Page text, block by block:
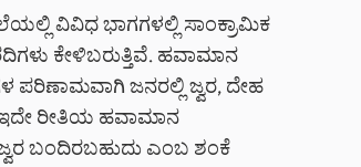
ವಿವಿಧ ಭಾಗಗಳಲ್ಲಿ ಸಾಂಕ್ರಾಮಿಕ
ಕೇಳಿಬರುತ್ತಿವೆ. ಹವಾಮಾನ
ಪರಿಣಾಮವಾಗಿ ಜನರಲ್ಲಿ ಜ್ವರ, ದೇಹ
ಇದೇ ರೀತಿಯ ಹವಾಮಾನ
ಬಂದಿರಬಹುದು ಎಂಬ ಶಂಕೆ